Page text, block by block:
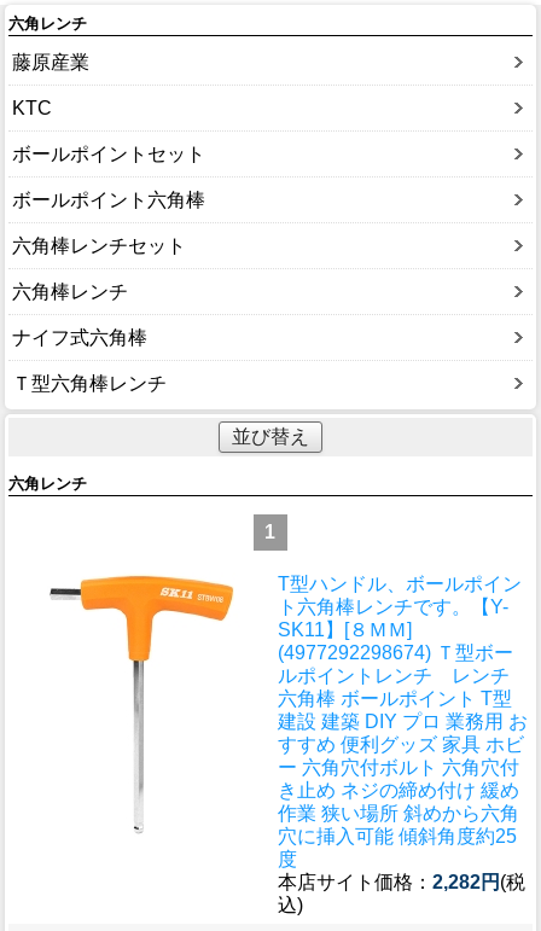
六角レンチ
藤原産業
KTC
ボールポイントセット
ボールポイント六角棒
六角棒レンチセット
六角棒レンチ
ナイフ式六角棒
Ｔ型六角棒レンチ
並び替え
六角レンチ
1
T型ハンドル、ボールポイン
ト六角棒レンチです。
【Y-
SK11】[８ＭＭ]
(4977292298674) Ｔ型ボー
ルポイントレンチ レンチ
六角棒 ボールポイント T型
建設 建築 DIY プロ 業務用 お
すすめ 便利グッズ 家具 ホビ
ー 六角穴付ボルト 六角穴付
き止め ネジの締め付け 緩め
作業 狭い場所 斜めから六角
穴に挿入可能 傾斜角度約25
度
本店サイト価格： 2,282円 (税
込)